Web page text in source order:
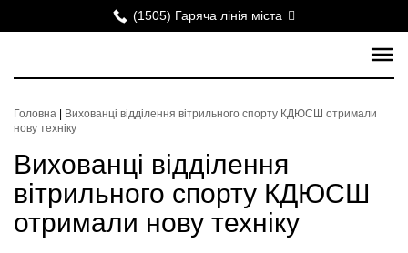
(1505) Гаряча лінія міста
Головна
Вихованці відділення вітрильного спорту КДЮСШ отримали
нову техніку
Вихованці відділення
вітрильного спорту КДЮСШ
отримали нову техніку